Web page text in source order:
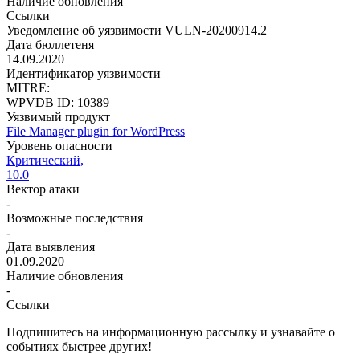
Ссылки
Уведомление об уязвимости VULN-20200914.2
Дата бюллетеня
14.09.2020
Идентификатор уязвимости
MITRE:
WPVDB ID: 10389
Уязвимый продукт
File Manager plugin for WordPress
Уровень опасности
Критический,
10.0
Вектор атаки
-
Возможные последствия
-
Дата выявления
01.09.2020
Наличие обновления
-
Ссылки
Подпишитесь на информационную рассылку и узнавайте о
событиях быстрее других!